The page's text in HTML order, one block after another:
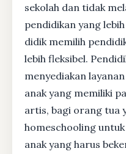
sekolah dan tidak
pendidikan yang
didik memilih
lebih fleksibel.
menyediakan
anak yang memiliki
artis, bagi orang tua
homeschooling
anak yang harus